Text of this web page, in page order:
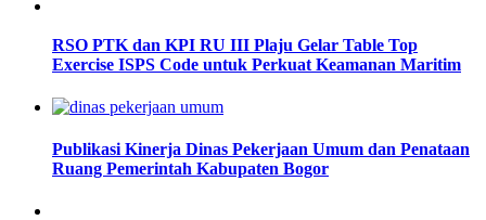
RSO PTK dan KPI RU III Plaju Gelar Table Top
Exercise ISPS Code untuk Perkuat Keamanan Maritim
Publikasi Kinerja Dinas Pekerjaan Umum dan Penataan
Ruang Pemerintah Kabupaten Bogor